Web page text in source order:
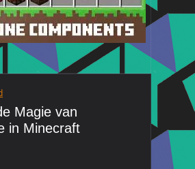
Magie van
in Minecraft